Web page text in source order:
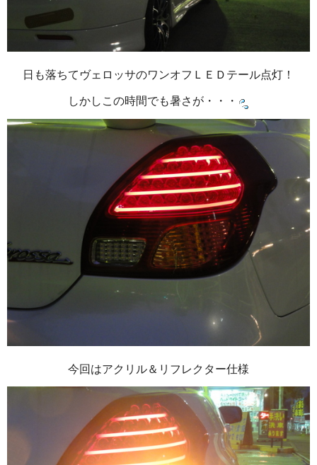
日も落ちてヴェロッサのワンオフＬＥＤテール点灯！
しかしこの時間でも暑さが・・・
今回はアクリル＆リフレクター仕様